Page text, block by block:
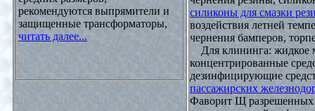
рекомендуются выпрямители и
защищенные трансформаторы,
читать далее...
силиконы для смазки
воздействия летней
чернения бамперов,
Для клининга: жидкое
концентрированные
дезинфицирующие
пассажирских
Фаворит Щ